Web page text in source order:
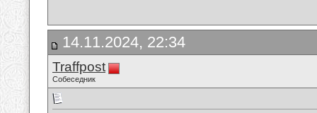
14.11.2024, 22:34
Traffpost
Собеседник